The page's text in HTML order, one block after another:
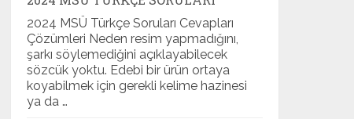
2024 MSÜ Türkçe Soruları Cevapları
Çözümleri Neden resim yapmadığını,
şarkı söylemediğini açıklayabilecek
sözcük yoktu. Edebi bir ürün ortaya
koyabilmek için gerekli kelime hazinesi
ya da …